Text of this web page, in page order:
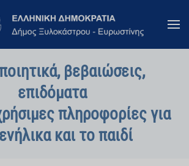
βεβαιώσεις,
επιδόματα
πληροφορίες για
και το παιδί